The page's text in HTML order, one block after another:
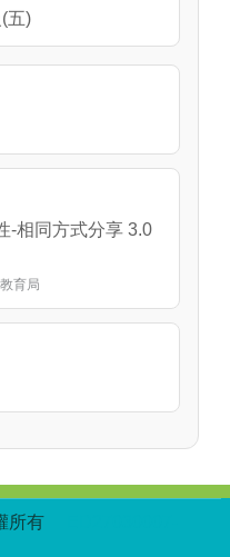
五)
-相同方式分享 3.0
育局
所有